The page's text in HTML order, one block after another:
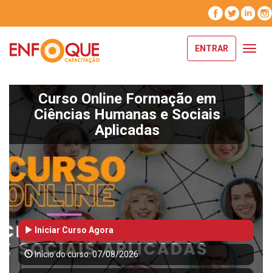
ENTRAR
Curso Online Formação em
Ciências Humanas e Sociais
Aplicadas
Iniciar Curso Agora
Início do curso: 07/08/2026